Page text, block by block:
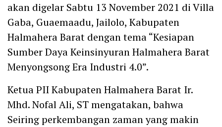
akan digelar Sabtu 13 November 2021 di Villa
Gaba, Guaemaadu, Jailolo, Kabupaten
Halmahera Barat dengan tema “Kesiapan
Sumber Daya Keinsinyuran Halmahera Barat
Menyongsong Era Industri 4.0”.
Ketua PII Kabupaten Halmahera Barat Ir.
Mhd. Nofal Ali, ST mengatakan, bahwa
Seiring perkembangan zaman yang makin